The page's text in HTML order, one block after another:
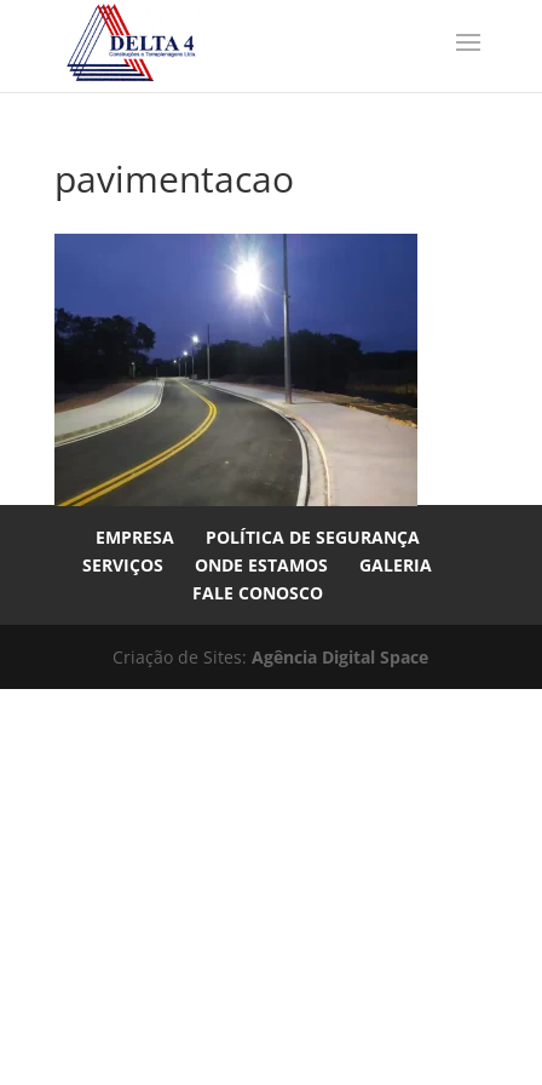
pavimentacao
EMPRESA
POLÍTICA DE SEGURANÇA
SERVIÇOS
ONDE ESTAMOS
GALERIA
FALE CONOSCO
Criação de Sites:Agência Digital Space